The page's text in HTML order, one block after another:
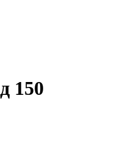
150